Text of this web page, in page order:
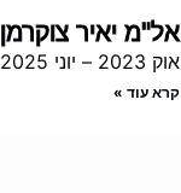
אל"מ יאיר צוקרמן
אוק 2023 – יוני 2025
קרא עוד »